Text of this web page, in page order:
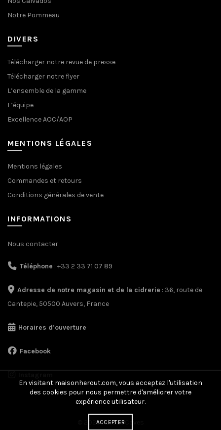
Notre Pommeau
DIVERS
Télécharger notre revue de presse
Télécharger notre flyer
L’ensemble de la gamme
L’équipe
Excellence AOC/AOP
MENTIONS LÉGALES
Mentions légales
Commandes et retours
Conditions générales de vente
INFORMATIONS
Nous contacter
Téléphone : +33 2 33 71 07 89
Adresse de notre magasin et de la cidrerie : 36, route de
Cantepie, 50500 Auvers, France
Horaires d’ouverture
Facebook
© 2026 Hérout Caves
En visitant maisonherout.com, vous acceptez l'utilisation
des cookies pour nous permettre d'améliorer votre
expérience utilisateur.
ACCEPTER